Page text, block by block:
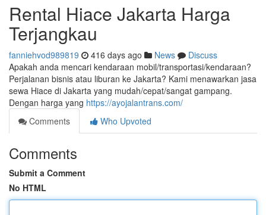
Rental Hiace Jakarta Harga
Terjangkau
fanniehvod989819 416 days ago News
Discuss
Apakah anda mencari kendaraan mobil/transportasi/kendaraan?
Perjalanan bisnis atau liburan ke Jakarta? Kami menawarkan jasa
sewa Hiace di Jakarta yang mudah/cepat/sangat gampang.
Dengan harga yang https://ayojalantrans.com/
Comments
Who Upvoted
Comments
Submit a Comment
No HTML